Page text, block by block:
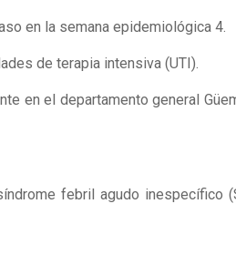
en la semana epidemiológica 4.
de terapia intensiva (UTI).
en el departamento general
febril agudo